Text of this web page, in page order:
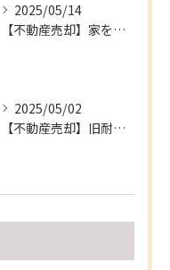
2025/05/14
【不動産売却】家を売ったらお金はいつもらえる？～伊丹市の不動産会社～
2025/05/02
【不動産売却】旧耐震基準の家の売却について～伊丹市の不動産会社～